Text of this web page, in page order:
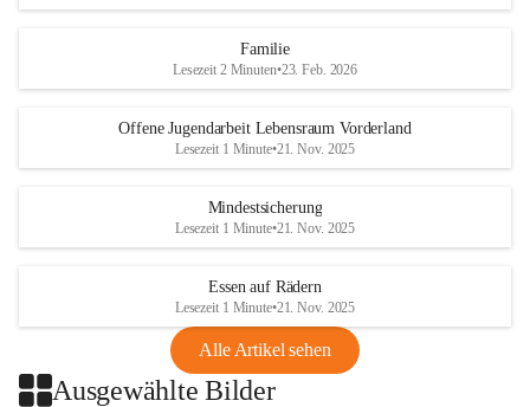
Familie
Lesezeit 2 Minuten•23. Feb. 2026
Offene Jugendarbeit Lebensraum Vorderland
Lesezeit 1 Minute•21. Nov. 2025
Mindestsicherung
Lesezeit 1 Minute•21. Nov. 2025
Essen auf Rädern
Lesezeit 1 Minute•21. Nov. 2025
Alle Artikel sehen
Ausgewählte Bilder